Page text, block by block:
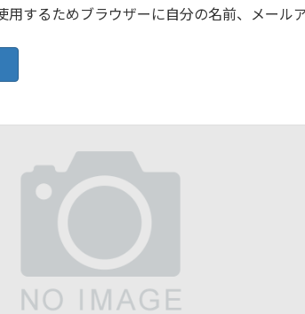
用するためブラウザーに自分の名前、メール